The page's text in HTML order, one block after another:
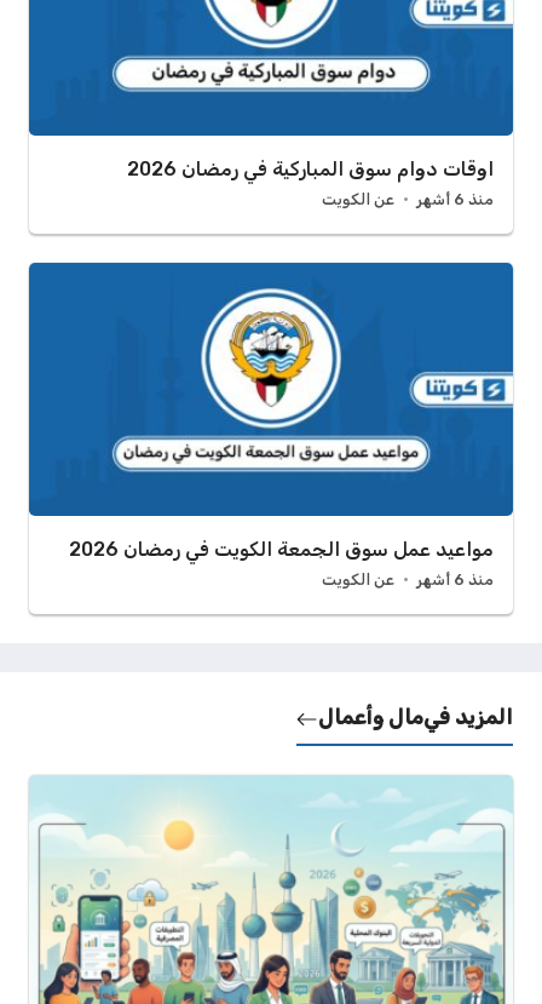
اوقات دوام سوق المباركية في رمضان 2026
منذ 6 أشهر عن الكويت
مواعيد عمل سوق الجمعة الكويت في رمضان 2026
منذ 6 أشهر عن الكويت
المزيد فيمال وأعمال